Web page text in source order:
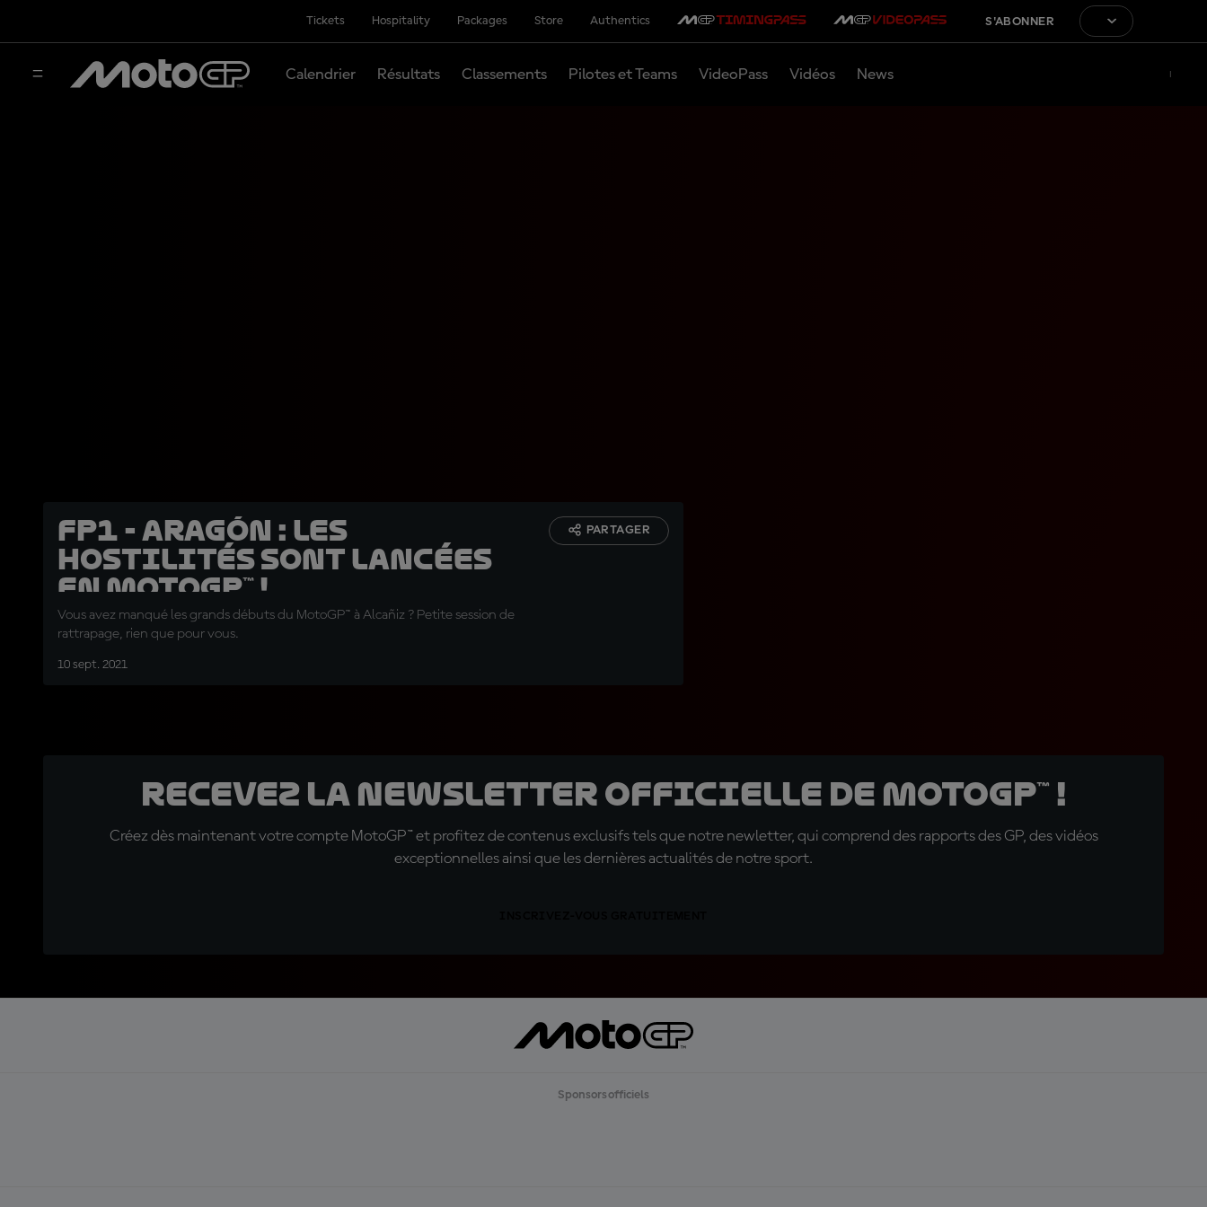
Tickets Hospitality Packages Store Authentics S'ABONNER
Calendrier Résultats Classements Pilotes et Teams VideoPass Vidéos News
FP1 - Aragón : Les
hostilités sont lancées
en MotoGP™ !
Vous avez manqué les grands débuts du MotoGP™ à Alcañiz ? Petite session de
rattrapage, rien que pour vous.
10 sept. 2021
PARTAGER
Recevez la Newsletter officielle de MotoGP™ !
Créez dès maintenant votre compte MotoGP™ et profitez de contenus exclusifs tels que notre newletter, qui comprend des rapports des GP, des vidéos
exceptionnelles ainsi que les dernières actualités de notre sport.
Sponsors officiels